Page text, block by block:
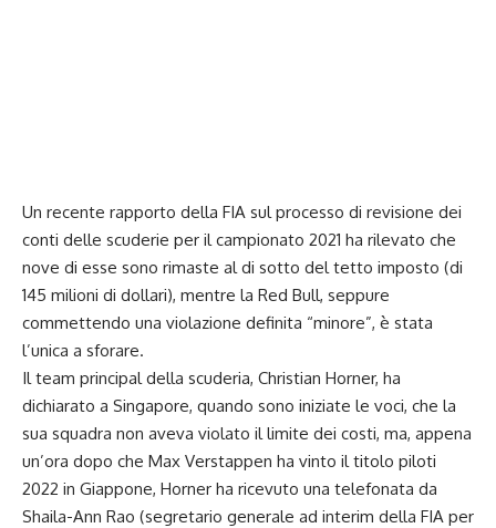
Un recente rapporto della FIA sul processo di revisione dei
conti delle scuderie per il campionato 2021 ha rilevato che
nove di esse sono rimaste al di sotto del tetto imposto (di
145 milioni di dollari), mentre la Red Bull, seppure
commettendo una violazione definita “minore”, è stata
l’unica a sforare.
Il team principal della scuderia, Christian Horner, ha
dichiarato a Singapore, quando sono iniziate le voci, che la
sua squadra non aveva violato il limite dei costi, ma, appena
un’ora dopo che Max Verstappen ha vinto il titolo piloti
2022 in Giappone, Horner ha ricevuto una telefonata da
Shaila-Ann Rao (segretario generale ad interim della FIA per